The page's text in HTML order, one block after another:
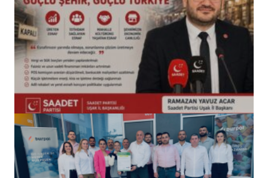
(başlıksız)
Alaattin Karahan tarafından 14/07/2026